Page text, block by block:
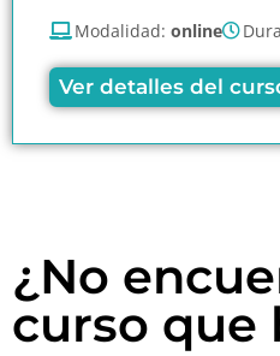
Modalidad: online
Ver detalles del
¿No
curso que